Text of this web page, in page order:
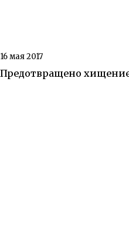
16 мая 2017
Предотвращено